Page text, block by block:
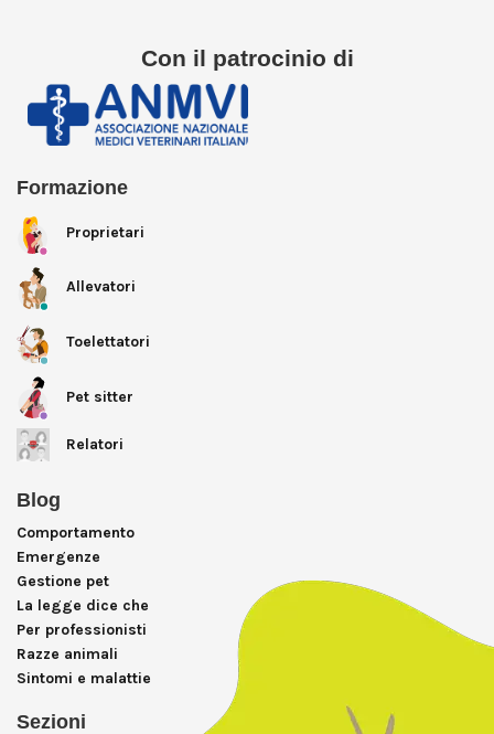
Con il patrocinio di
Formazione
Proprietari
Allevatori
Toelettatori
Pet sitter
Relatori
Blog
Comportamento
Emergenze
Gestione pet
La legge dice che
Per professionisti
Razze animali
Sintomi e malattie
Sezioni